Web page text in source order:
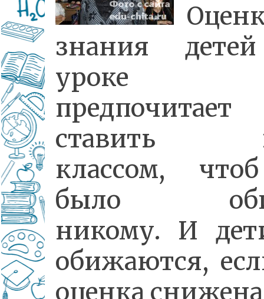
знания
уроке
предпочитает
ставить
классом,
было
никому. И
обижаются,
оценка